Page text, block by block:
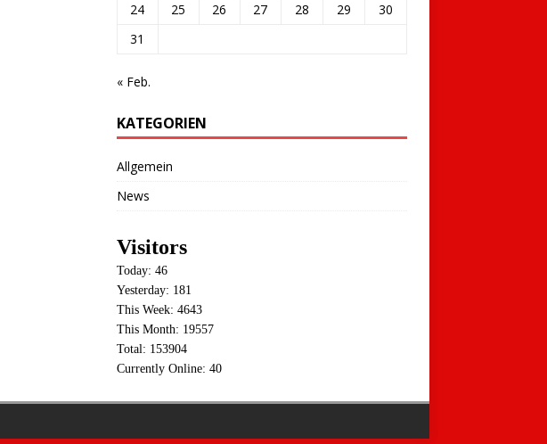
24
25 26 27 28 29
30
31
« Feb.
KATEGORIEN
Allgemein
News
Visitors
Today: 46
Yesterday: 181
This Week: 4643
This Month: 19557
Total: 153904
Currently Online: 40